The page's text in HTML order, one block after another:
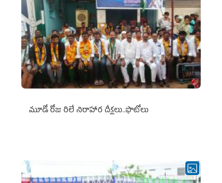
మూడో రోజు రిలే నిరాహార దీక్షలు..ఫొటోలు